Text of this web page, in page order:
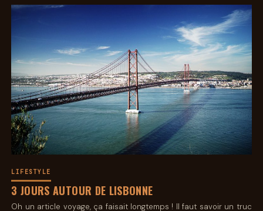
LIFESTYLE
3 JOURS AUTOUR DE LISBONNE
Oh un article voyage, ça faisait longtemps ! Il faut savoir un truc